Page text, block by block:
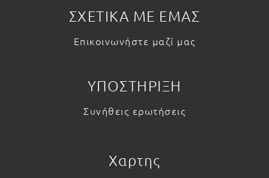
ΣΧΕΤΙΚΑ ΜΕ ΕΜΑΣ
Επικοινωνήστε μαζί μας
ΥΠΟΣΤΗΡΙΞΗ
Συνήθεις ερωτήσεις
Χαρτης